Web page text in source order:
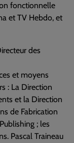
fonctionnelle
et TV Hebdo, et
des
et moyens
: La Direction
et la Direction
de Fabrication
; les
Pascal Traineau